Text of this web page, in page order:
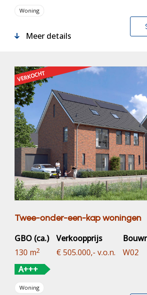
Woning
Meer details
VERKOCHT
Twee-onder-een-kap woningen
GBO (ca.)
130 m2
Verkoopprijs
€ 505.000,- v.o.n.
W02
A+++
Woning